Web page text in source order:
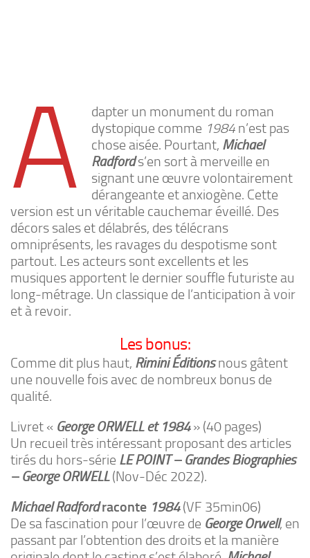
A
dapter un monument du roman
dystopique comme 1984n’est pas
chose aisée. Pourtant, Michael
Radfords’en sort à merveille en
signant une œuvre volontairement
dérangeante et anxiogène. Cette
version est un véritable cauchemar éveillé. Des
décors sales et délabrés, des télécrans
omniprésents, les ravages du despotisme sont
partout. Les acteurs sont excellents et les
musiques apportent le dernier souffle futuriste au
long-métrage. Un classique de l’anticipation à voir
et à revoir.
Les bonus:
Comme dit plus haut, Rimini Éditionsnous gâtent
une nouvelle fois avec de nombreux bonus de
qualité.
Livret « George ORWELL et 1984» (40 pages)
Un recueil très intéressant proposant des articles
tirés du hors-série LE POINT – Grandes Biographies
– George ORWELL(Nov-Déc 2022).
Michael Radfordraconte 1984(VF 35min06)
De sa fascination pour l’œuvre de George Orwell, en
passant par l’obtention des droits et la manière